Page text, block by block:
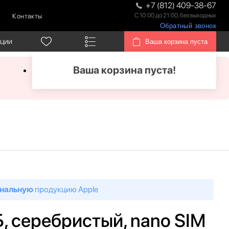
Контакты
+7 (812) 409-38-67
С 10:00 до 21:00, без выходных
Обратный звонок
Ваша корзина пуста
Ваша корзина пуста!
продукцию Apple
серебристый, nano SIM